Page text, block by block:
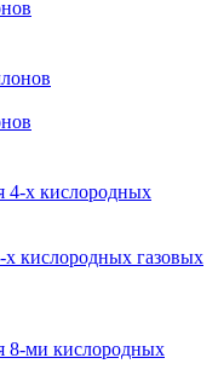
х кислородных газовых